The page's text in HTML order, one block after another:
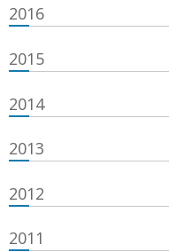
2016
2015
2014
2013
2012
2011